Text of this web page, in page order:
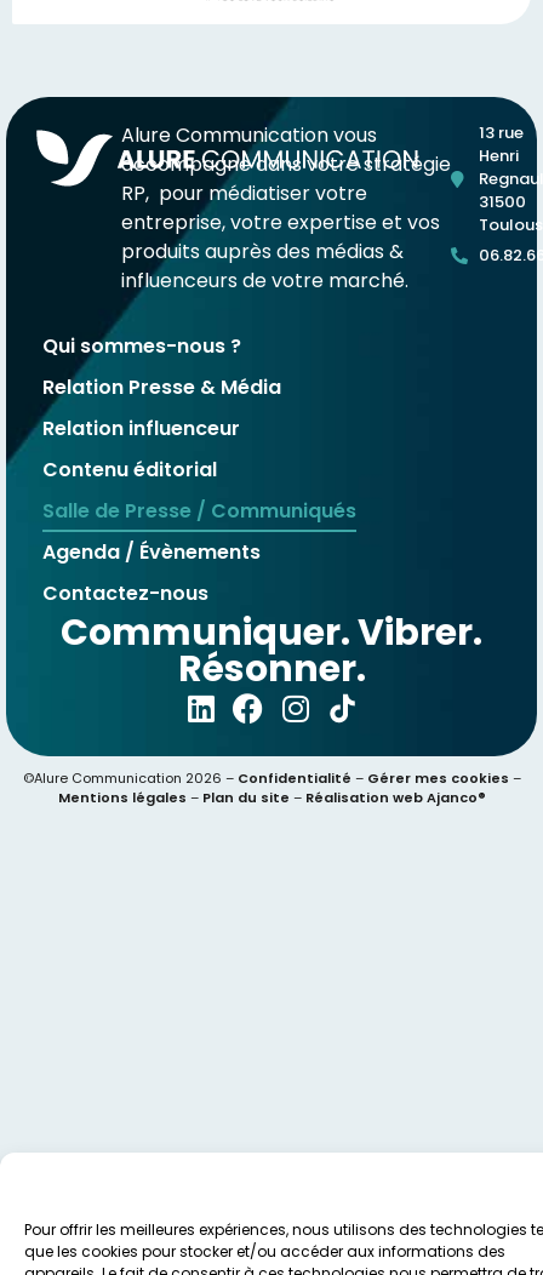
Pour offrir les meilleures expériences, nous utilisons des technologies
que les cookies pour stocker et/ou accéder aux informations des
Alure Communication vous
accompagne dans votre stratégie
RP, pour médiatiser votre
entreprise, votre expertise et vos
produits auprès des médias &
influenceurs de votre marché.
13 rue
Henri
31500
Qui sommes-nous ?
Relation Presse & Média
Relation influenceur
Contenu éditorial
Salle de Presse / Communiqués
Agenda / Évènements
Contactez-nous
Communiquer. Vibrer.
Résonner.
©Alure Communication 2026 – Confidentialité – Gérer mes cookies –
Mentions légales – Plan du site –Réalisation web Ajanco®